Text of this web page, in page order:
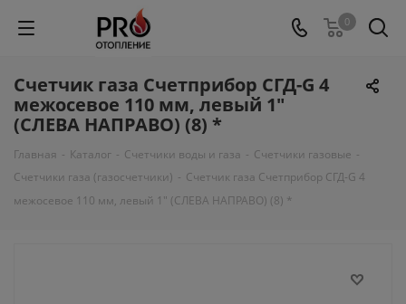
0
Счетчик газа Счетприбор СГД-G 4
межосевое 110 мм, левый 1"
(СЛЕВА НАПРАВО) (8) *
Главная - Каталог - Счетчики воды и газа - Счетчики газовые -
Счетчики газа (газосчетчики) - Счетчик газа Счетприбор СГД-G 4
межосевое 110 мм, левый 1" (СЛЕВА НАПРАВО) (8) *